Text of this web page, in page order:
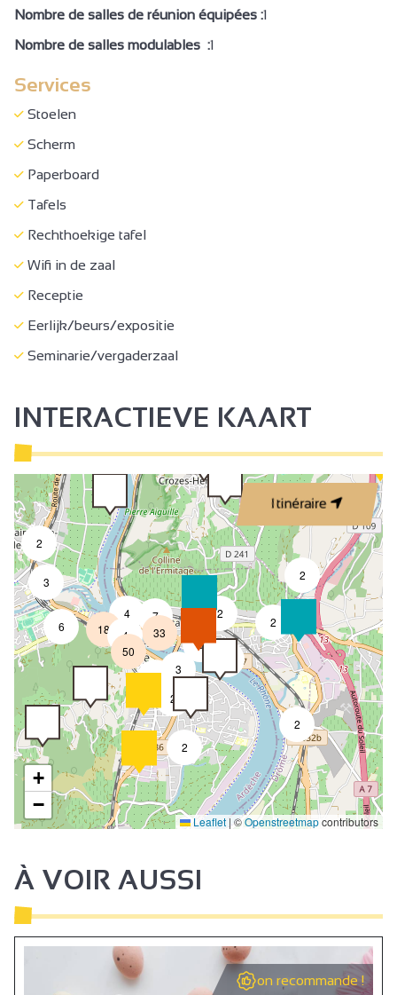
Verhuur zaal
Reliefkaart, tactiel model of audioapparaat beschrijving
Nombre de salles de réunion équipées :1
Nombre de salles modulables :1
Services
Stoelen
Scherm
Paperboard
Tafels
Rechthoekige tafel
Wifi in de zaal
Receptie
Eerlijk/beurs/expositie
Seminarie/vergaderzaal
INTERACTIEVE KAART
Itinéraire
2
2
2
2
2
2
8
2
3
6
4
4
18
7
2
3
50
33
+
−
Leaflet | ©Openstreetmapcontributors
À VOIR AUSSI
on recommande !